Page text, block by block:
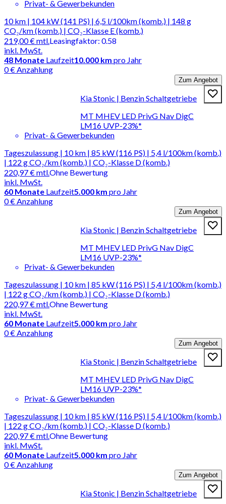
Privat- & Gewerbekunden
10 km | 104 kW (141 PS) | 6,5 l/100km (komb.) | 148 g
CO₂/km (komb.) | CO₂-Klasse E (komb.)
219,00 €mtl.
inkl. MwSt.
Leasingfaktor: 0.58
48 Monate Laufzeit10.000 km pro Jahr
0 € Anzahlung
Zum Angebot
Kia Stonic | Benzin Schaltgetriebe
MT MHEV LED PrivG Nav DigC
LM16 UVP-23%*
Privat- & Gewerbekunden
Tageszulassung | 10 km | 85 kW (116 PS) | 5,4 l/100km (komb.)
| 122 g CO₂/km (komb.) | CO₂-Klasse D (komb.)
220,97 €mtl.
inkl. MwSt.
Ohne Bewertung
60 Monate Laufzeit5.000 km pro Jahr
0 € Anzahlung
Zum Angebot
Kia Stonic | Benzin Schaltgetriebe
MT MHEV LED PrivG Nav DigC
LM16 UVP-23%*
Privat- & Gewerbekunden
Tageszulassung | 10 km | 85 kW (116 PS) | 5,4 l/100km (komb.)
| 122 g CO₂/km (komb.) | CO₂-Klasse D (komb.)
220,97 €mtl.
inkl. MwSt.
Ohne Bewertung
60 Monate Laufzeit5.000 km pro Jahr
0 € Anzahlung
Zum Angebot
Kia Stonic | Benzin Schaltgetriebe
MT MHEV LED PrivG Nav DigC
LM16 UVP-23%*
Privat- & Gewerbekunden
Tageszulassung | 10 km | 85 kW (116 PS) | 5,4 l/100km (komb.)
| 122 g CO₂/km (komb.) | CO₂-Klasse D (komb.)
220,97 €mtl.
inkl. MwSt.
Ohne Bewertung
60 Monate Laufzeit5.000 km pro Jahr
0 € Anzahlung
Zum Angebot
Kia Stonic | Benzin Schaltgetriebe